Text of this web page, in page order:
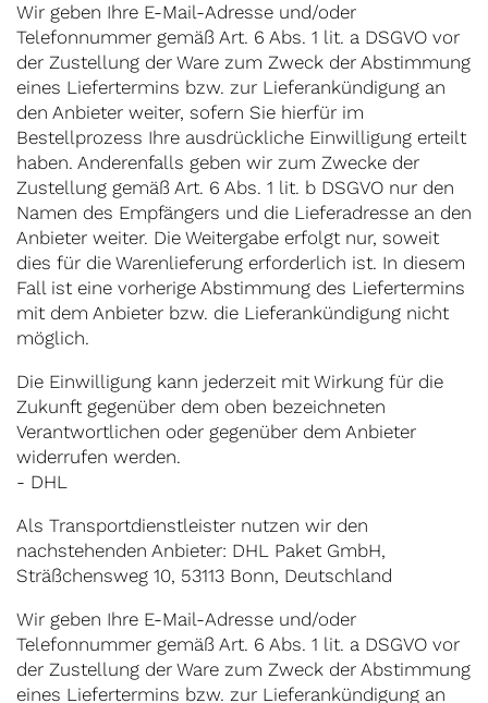
Wir geben Ihre E-Mail-Adresse und/oder
Telefonnummer gemäß Art. 6 Abs. 1 lit. a DSGVO vor
der Zustellung der Ware zum Zweck der Abstimmung
eines Liefertermins bzw. zur Lieferankündigung an
den Anbieter weiter, sofern Sie hierfür im
Bestellprozess Ihre ausdrückliche Einwilligung erteilt
haben. Anderenfalls geben wir zum Zwecke der
Zustellung gemäß Art. 6 Abs. 1 lit. b DSGVO nur den
Namen des Empfängers und die Lieferadresse an den
Anbieter weiter. Die Weitergabe erfolgt nur, soweit
dies für die Warenlieferung erforderlich ist. In diesem
Fall ist eine vorherige Abstimmung des Liefertermins
mit dem Anbieter bzw. die Lieferankündigung nicht
möglich.
Die Einwilligung kann jederzeit mit Wirkung für die
Zukunft gegenüber dem oben bezeichneten
Verantwortlichen oder gegenüber dem Anbieter
widerrufen werden.
- DHL
Als Transportdienstleister nutzen wir den
nachstehenden Anbieter: DHL Paket GmbH,
Sträßchensweg 10, 53113 Bonn, Deutschland
Wir geben Ihre E-Mail-Adresse und/oder
Telefonnummer gemäß Art. 6 Abs. 1 lit. a DSGVO vor
der Zustellung der Ware zum Zweck der Abstimmung
eines Liefertermins bzw. zur Lieferankündigung an